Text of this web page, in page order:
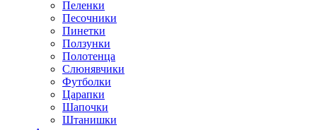
Пеленки
Песочники
Пинетки
Ползунки
Полотенца
Слюнявчики
Футболки
Царапки
Шапочки
Штанишки